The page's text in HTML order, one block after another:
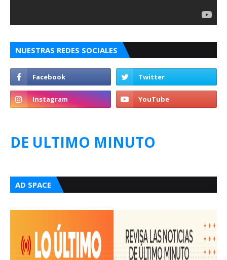
NUESTRAS REDES SOCIALES
DE ULTIMO MINUTO
AD SPACE